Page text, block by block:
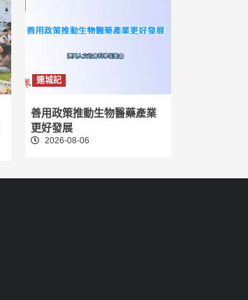
連城記
善用政策推動生物醫藥產業
更好發展
2026-08-06